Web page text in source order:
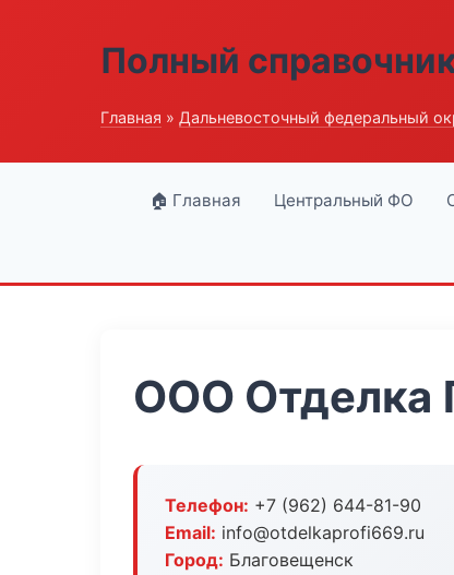
Полный
Главная » Дальневосточный федеральный
🏠 Главная Центральный ФО
ООО Отделка
Телефон: +7 (962) 644-81-90
Email: info@otdelkaprofi669.ru
Город: Благовещенск